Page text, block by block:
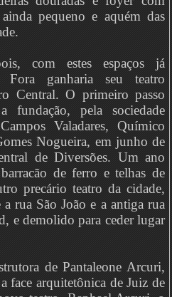
pequeno e aquém das
com estes espaços já
Fora ganharia seu teatro
Central. O primeiro passo
fundação, pela sociedade
Valadares, Químico
Nogueira, em junho de
de Diversões. Um ano
de ferro e telhas de
precário teatro da cidade,
rua São João e a antiga rua
e demolido para ceder lugar
de Pantaleone Arcuri,
face arquitetônica de Juiz de